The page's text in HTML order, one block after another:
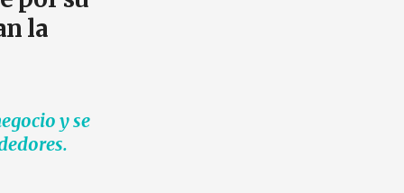
la
y se